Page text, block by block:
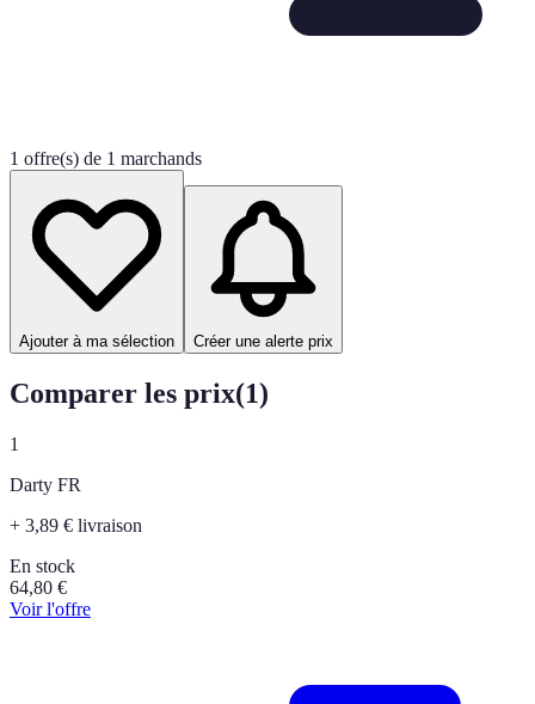
1 offre(s) de 1 marchands
Ajouter à ma sélection Créer une alerte prix
Comparer les prix(1)
1
Darty FR
+ 3,89 € livraison
En stock
64,80 €
Voir l'offre